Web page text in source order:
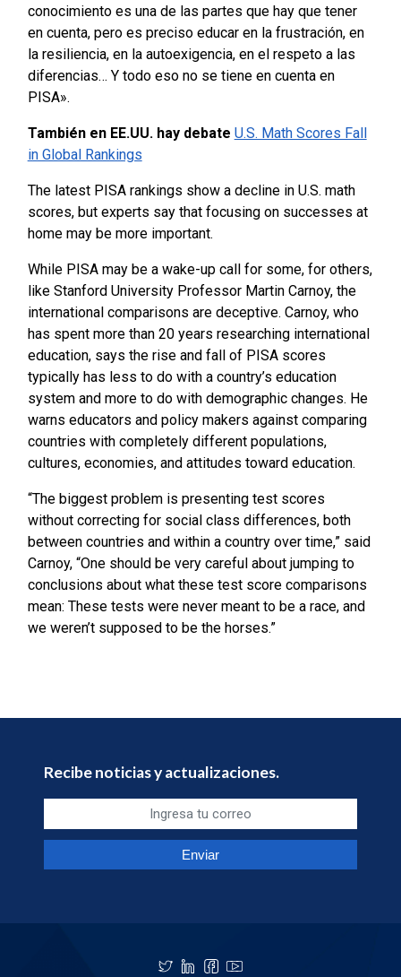
conocimiento es una de las partes que hay que tener
en cuenta, pero es preciso educar en la frustración, en
la resiliencia, en la autoexigencia, en el respeto a las
diferencias… Y todo eso no se tiene en cuenta en
PISA».
También en EE.UU. hay debate U.S. Math Scores Fall
in Global Rankings
The latest PISA rankings show a decline in U.S. math
scores, but experts say that focusing on successes at
home may be more important.
While PISA may be a wake-up call for some, for others,
like Stanford University Professor Martin Carnoy, the
international comparisons are deceptive. Carnoy, who
has spent more than 20 years researching international
education, says the rise and fall of PISA scores
typically has less to do with a country’s education
system and more to do with demographic changes. He
warns educators and policy makers against comparing
countries with completely different populations,
cultures, economies, and attitudes toward education.
“The biggest problem is presenting test scores
without correcting for social class differences, both
between countries and within a country over time,” said
Carnoy, “One should be very careful about jumping to
conclusions about what these test score comparisons
mean: These tests were never meant to be a race, and
we weren’t supposed to be the horses.”
Recibe noticias y actualizaciones.